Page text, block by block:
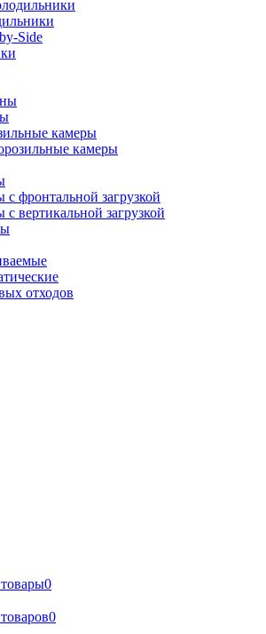
Side
камеры
камеры
фронтальной загрузкой
вертикальной загрузкой
отходов
0
0